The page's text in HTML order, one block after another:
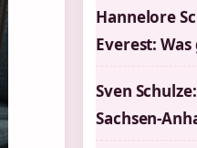
Hannelore
Everest:
Sven
Sachsen-